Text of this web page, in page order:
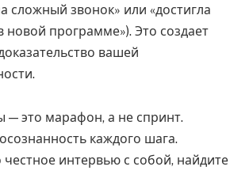
сложный звонок» или «достигла
новой программе»). Это создает
вашей
— это марафон, а не спринт.
каждого шага.
честное интервью с собой, найдите